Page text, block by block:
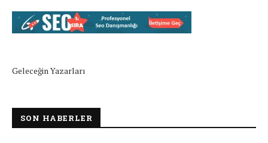
Geleceğin Yazarları
SON HABERLER